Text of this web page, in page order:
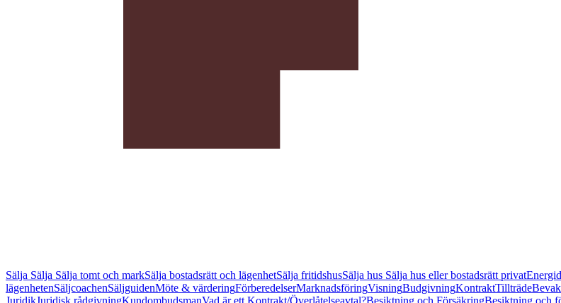
Sälja Sälja Sälja tomt och markSälja bostadsrätt och lägenhetSälja fritidshusSälja hus Sälja hus eller bostadsrätt privat
lägenhetenSäljcoachenSäljguidenMöte & värderingFörberedelserMarknadsföringVisningBudgivningKontraktTillträde
JuridikJuridisk rådgivningKundombudsmanVad är ett Kontrakt/Överlåtelseavtal?Besiktning och FörsäkringBesiktning och